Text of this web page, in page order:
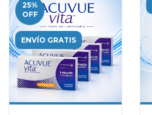
25%
OFF
ENVÍO GRATIS